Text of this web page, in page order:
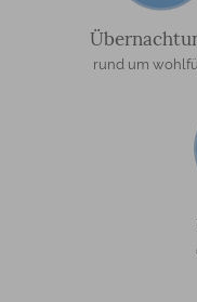
rund um